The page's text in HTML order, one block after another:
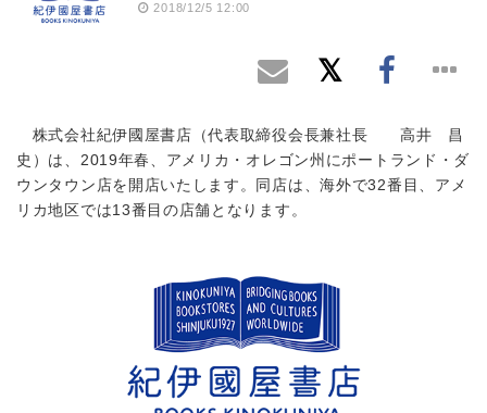
2018/12/5 12:00
株式会社紀伊國屋書店（代表取締役会長兼社長 高井 昌
史）は、2019年春、アメリカ・オレゴン州にポートランド・ダ
ウンタウン店を開店いたします。同店は、海外で32番目、アメ
リカ地区では13番目の店舗となります。